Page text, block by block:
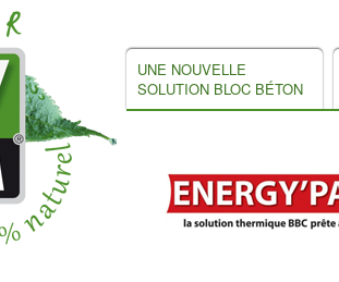
UNE NOUVELLE
SOLUTION BLOC BÉTON